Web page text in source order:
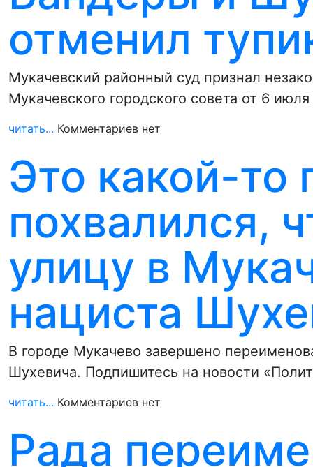
отменил
Мукачевский районный суд признал
Мукачевского городского совета от 6
читать... Комментариев нет
Это какой-то
похвалился,
улицу в
нациста
В городе Мукачево завершено
Шухевича. Подпишитесь на новости
читать... Комментариев нет
Рада